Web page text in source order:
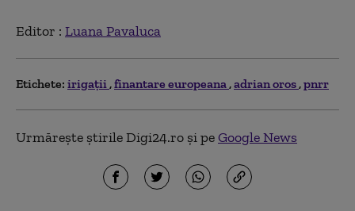
Editor : Luana Pavaluca
Etichete: irigaţii finantare europeana adrian oros pnrr
Urmărește știrile Digi24.ro și peGoogle News